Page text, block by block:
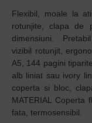
Flexibil, moale la
rotunjite, clapa de
dimensiuni.
vizibil rotunjit,
A5, 144 pagini
alb liniat sau ivory
coperta si bloc,
MATERIAL Coperta
fata, termosensibil.